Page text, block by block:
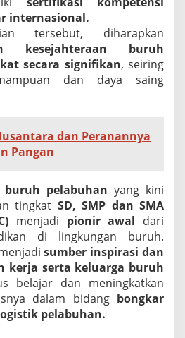
internasional.
tersebut, diharapkan
kesejahteraan buruh
secara signifikan, seiring
dan daya saing
dan Peranannya
Pangan
buruh pelabuhan yang kini
tingkat SD, SMP dan SMA
menjadi pionir awal dari
di lingkungan buruh.
sumber inspirasi dan
kerja serta keluarga buruh
belajar dan meningkatkan
dalam bidang bongkar
pelabuhan.